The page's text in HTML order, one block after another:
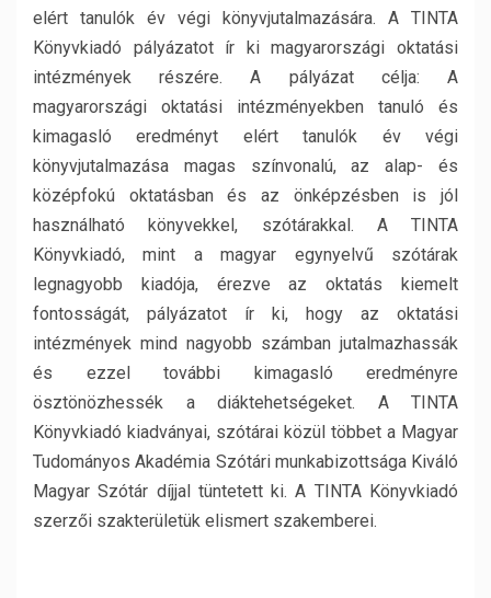
elért tanulók év végi könyvjutalmazására. A TINTA
Könyvkiadó pályázatot ír ki magyarországi oktatási
intézmények részére. A pályázat célja: A
magyarországi oktatási intézményekben tanuló és
kimagasló eredményt elért tanulók év végi
könyvjutalmazása magas színvonalú, az alap- és
középfokú oktatásban és az önképzésben is jól
használható könyvekkel, szótárakkal. A TINTA
Könyvkiadó, mint a magyar egynyelvű szótárak
legnagyobb kiadója, érezve az oktatás kiemelt
fontosságát, pályázatot ír ki, hogy az oktatási
intézmények mind nagyobb számban jutalmazhassák
és ezzel további kimagasló eredményre
ösztönözhessék a diáktehetségeket. A TINTA
Könyvkiadó kiadványai, szótárai közül többet a Magyar
Tudományos Akadémia Szótári munkabizottsága Kiváló
Magyar Szótár díjjal tüntetett ki. A TINTA Könyvkiadó
szerzői szakterületük elismert szakemberei.